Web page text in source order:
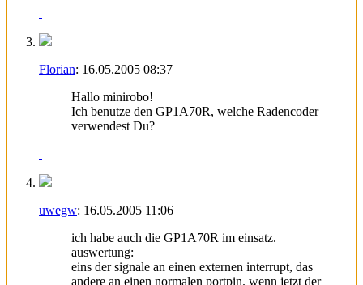
Florian: 16.05.2005 08:37
Hallo minirobo!
Ich benutze den GP1A70R, welche Radencoder
verwendest Du?
uwegw: 16.05.2005 11:06
ich habe auch die GP1A70R im einsatz.
auswertung:
eins der signale an einen externen interrupt, das
andere an einen normalen portpin. wenn jetzt der